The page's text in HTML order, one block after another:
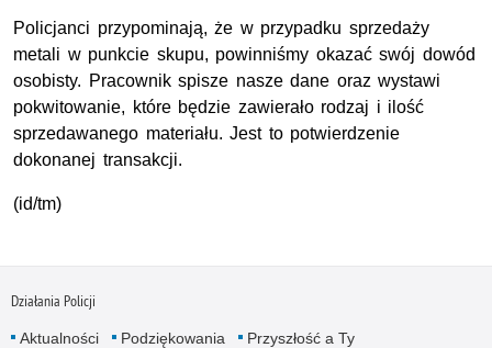
Policjanci przypominają, że w przypadku sprzedaży
metali w punkcie skupu, powinniśmy okazać swój dowód
osobisty. Pracownik spisze nasze dane oraz wystawi
pokwitowanie, które będzie zawierało rodzaj i ilość
sprzedawanego materiału. Jest to potwierdzenie
dokonanej transakcji.
(id/tm)
Działania Policji
Aktualności Podziękowania
Przyszłość a Ty